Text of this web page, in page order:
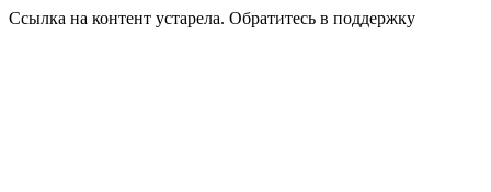
Ссылка на контент устарела. Обратитесь в поддержку